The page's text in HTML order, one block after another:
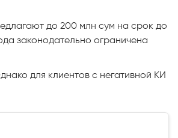
до 200 млн сум на срок до
законодательно ограничена
для клиентов с негативной КИ